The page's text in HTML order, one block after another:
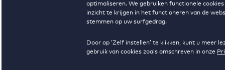
optimaliseren. We gebruiken functionele
inzicht te krijgen in het functioneren van de
stemmen op uw surfgedrag.
Door op ‘Zelf instellen’ te klikken, kunt u meer
gebruik van cookies zoals omschreven in onze
Huren op maat